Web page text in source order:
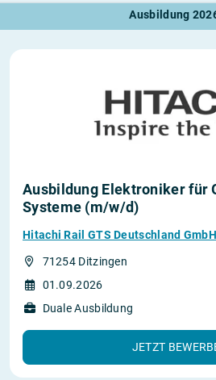
Ausbildung
Ausbildung Elektroniker für
Systeme (m/w/d)
Hitachi Rail GTS Deutschland GmbH
71254 Ditzingen
01.09.2026
Duale Ausbildung
JETZT